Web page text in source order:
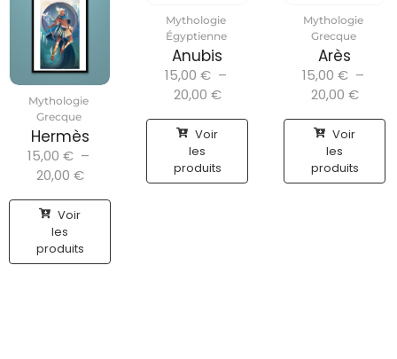
Mythologie
Grecque
Hermès
15,00 € –
20,00 €
Voir
les
produits
Mythologie
Égyptienne
Anubis
15,00 € –
20,00 €
Voir
les
produits
Mythologie
Grecque
Arès
15,00 € –
20,00 €
Voir
les
produits